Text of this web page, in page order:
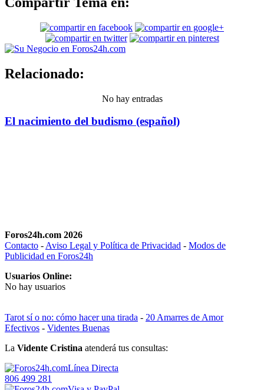
Relacionado:
No hay entradas
El nacimiento del budismo (español)
Foros24h.com 2026
Contacto - Aviso Legal y Política de Privacidad - Modos de
Publicidad en Foros24h
Usuarios Online:
No hay usuarios
Tarot sí o no: cómo hacer una tirada - 20 Amarres de Amor
Efectivos - Videntes Buenas
La Vidente Cristina atenderá tus consultas:
Línea Directa
806 499 281